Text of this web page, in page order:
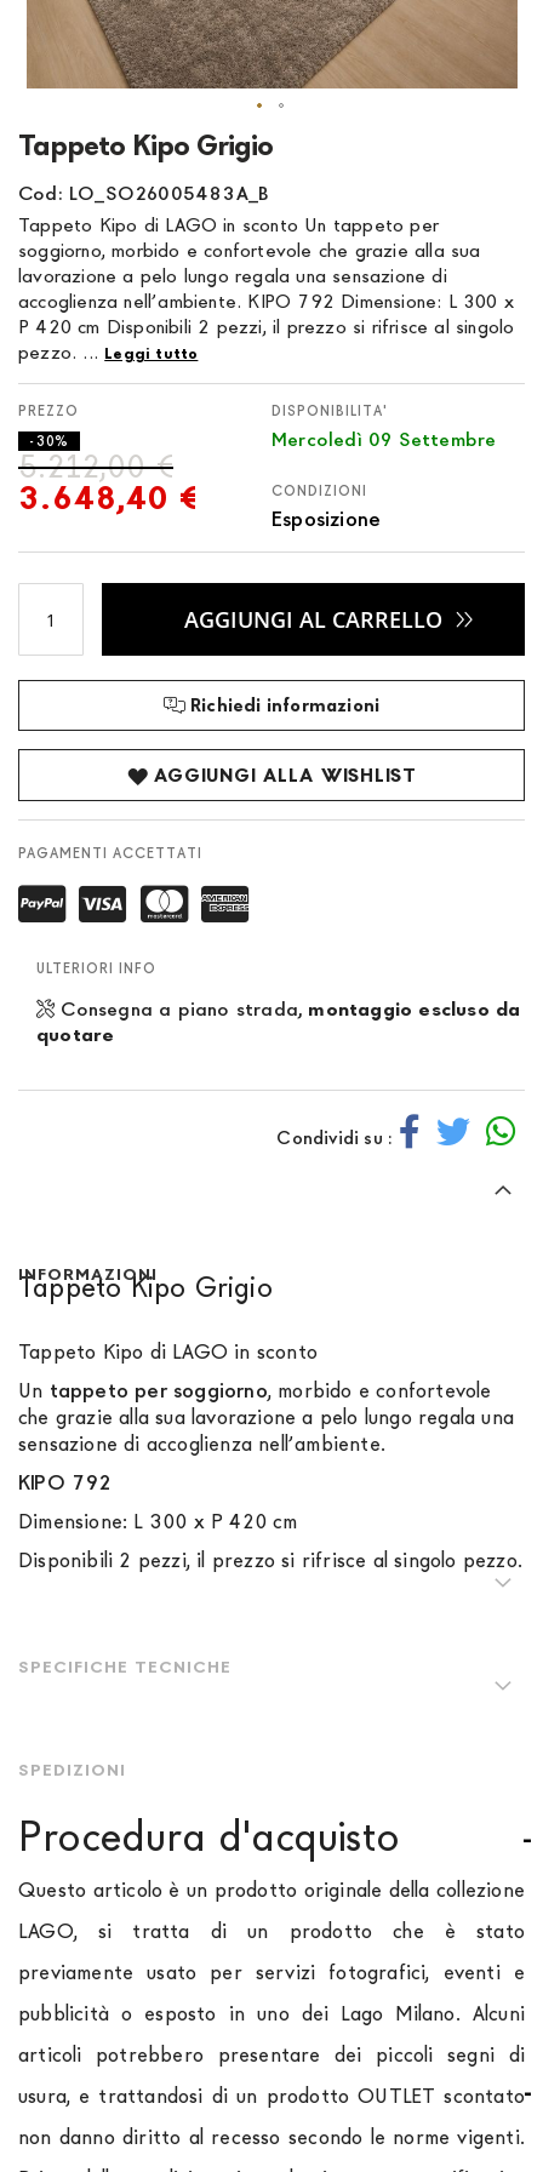
Tappeto Kipo Grigio
Cod: LO_SO26005483A_B
Tappeto Kipo di LAGO in sconto Un tappeto per
soggiorno, morbido e confortevole che grazie alla sua
lavorazione a pelo lungo regala una sensazione di
accoglienza nell’ambiente. KIPO 792 Dimensione: L 300 x
P 420 cm Disponibili 2 pezzi, il prezzo si rifrisce al singolo
pezzo. ... Leggi tutto
3.648,40 €
5.212,00 €
- 30%
DISPONIBILITA'
Mercoledì 09 Settembre
CONDIZIONI
Esposizione
AGGIUNGI AL CARRELLO
Richiedi informazioni
AGGIUNGI ALLA WISHLIST
PAGAMENTI ACCETTATI
ULTERIORI INFO
Consegna a piano strada, montaggio escluso da
quotare
Condividi su :
Vai
all'inizio
della
galleria
di
immagini
INFORMAZIONI
Tappeto Kipo Grigio
Tappeto Kipo di LAGO in sconto
Un tappeto per soggiorno, morbido e confortevole
che grazie alla sua lavorazione a pelo lungo regala una
sensazione di accoglienza nell’ambiente.
KIPO 792
Dimensione: L 300 x P 420 cm
Disponibili 2 pezzi, il prezzo si rifrisce al singolo pezzo.
SPECIFICHE TECNICHE
SPEDIZIONI
Procedura d'acquisto
Questo articolo è un prodotto originale della collezione
LAGO, si tratta di un prodotto che è stato
previamente usato per servizi fotografici, eventi e
pubblicità o esposto in uno dei Lago Milano. Alcuni
articoli potrebbero presentare dei piccoli segni di
usura, e trattandosi di un prodotto OUTLET scontato
non danno diritto al recesso secondo le norme vigenti.